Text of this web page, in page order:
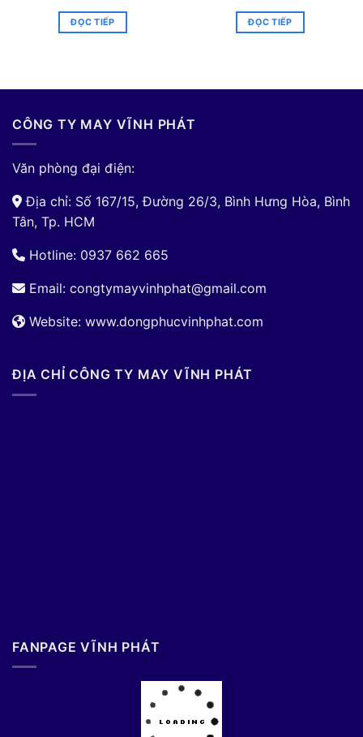
ĐỌC TIẾP ĐỌC TIẾP
CÔNG TY MAY VĨNH PHÁT
Văn phòng đại điện:
Địa chỉ: Số 167/15, Đường 26/3, Bình Hưng Hòa, Bình
Tân, Tp. HCM
Hotline: 0937 662 665
Email: congtymayvinhphat@gmail.com
Website: www.dongphucvinhphat.com
ĐỊA CHỈ CÔNG TY MAY VĨNH PHÁT
FANPAGE VĨNH PHÁT